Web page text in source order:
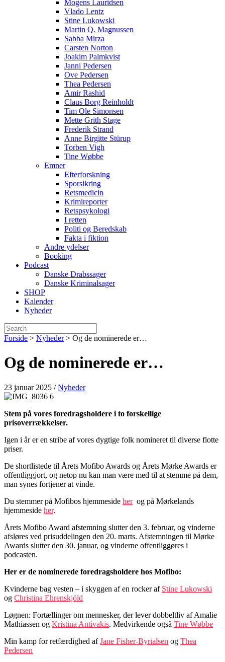
Mogens Lauridsen
Vlado Lentz
Stine Lukowski
Martin Q. Magnussen
Sabba Mirza
Carsten Norton
Joakim Palmkvist
Janni Pedersen
Ove Pedersen
Thea Pedersen
Amir Rashid
Claus Borg Reinholdt
Tim Ole Simonsen
Mette Grith Stage
Frederik Strand
Anne Birgitte Stürup
Torben Vigh
Tine Wøbbe
Emner
Efterforskning
Sporsikring
Retsmedicin
Krimireporter
Retspsykologi
I retten
Politi og Beredskab
Fakta i fiktion
Andre ydelser
Booking
Podcast
Danske Drabssager
Danske Kriminalsager
SHOP
Kalender
Nyheder
Forside > Nyheder> Og de nominerede er…
Og de nominerede er…
23 januar 2025 /Nyheder
Stem på vores foredragsholdere i to forskellige
prisoverrækkelser.
Igen i år er en stribe af vores dygtige folk nomineret til diverse flotte
priser.
De shortlistede til Årets Mofibo Awards og Årets Mørke Awards er
offentliggjort, og netop nu kan man være med til at stemme på dem,
man synes fortjener at vinde.
Du stemmer på Mofibos hjemmeside her og på Mørkelands
hjemmeside her.
Årets Mofibo Award afstemning slutter den 3. februar, og vinderne
afsløres ved prisuddelingen den 20. marts. Afstemningen til Mørke
Awards slutter den 30. januar, og vinderne offentliggøres i
podcasten.
Her er de nominerede foredragsholdere hos Mofibo:
Kvinderne bag vesten – i skyggen af en rocker af Stine Lukowski
og Christina Ehrenskjöld
Løgnen: Fortællinger om mennesker, der lever dobbeltliv af Amalie
Mathiassen og Kristina Antivakis. Medvirkende også Tine Wøbbe
Min kamp for retfærdighed afJane Fisher-Byrialsen og Thea
Pedersen